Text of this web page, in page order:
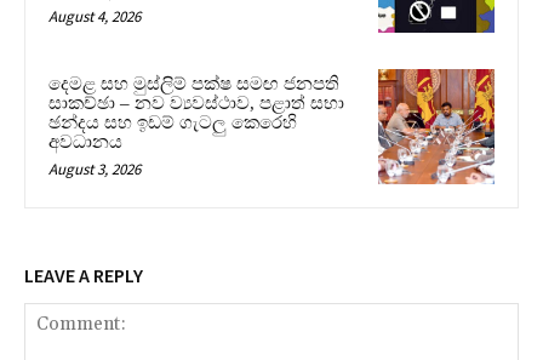
August 4, 2026
දෙමළ සහ මුස්ලිම් පක්ෂ සමඟ ජනපති
සාකච්ඡා – නව ව්‍යවස්ථාව, පළාත් සභා
ඡන්දය සහ ඉඩම් ගැටලු කෙරෙහි
අවධානය
August 3, 2026
LEAVE A REPLY